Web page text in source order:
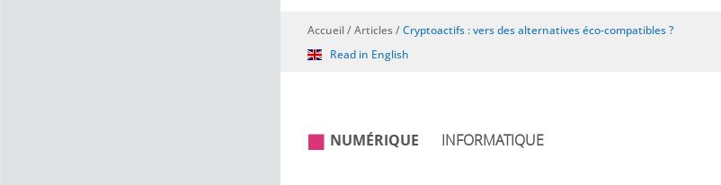
Vous êtes ici
Accueil/Articles/Cryptoactifs : vers des alternatives éco-compatibles ?
Read in English
NUMÉRIQUE INFORMATIQUE